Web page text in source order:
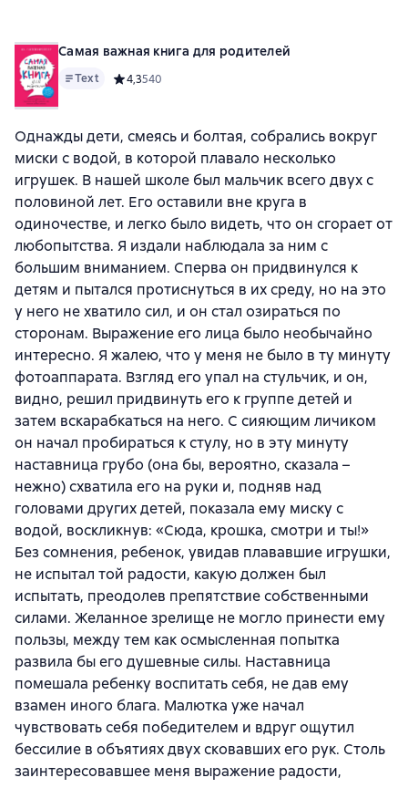
Самая важная книга для родителей
Text Средний рейтинг 4,3 на основе 540 оценок
4,3540
Однажды дети, смеясь и болтая, собрались вокруг
миски с водой, в которой плавало несколько
игрушек. В нашей школе был мальчик всего двух с
половиной лет. Его оставили вне круга в
одиночестве, и легко было видеть, что он сгорает от
любопытства. Я издали наблюдала за ним с
большим вниманием. Сперва он придвинулся к
детям и пытался протиснуться в их среду, но на это
у него не хватило сил, и он стал озираться по
сторонам. Выражение его лица было необычайно
интересно. Я жалею, что у меня не было в ту минуту
фотоаппарата. Взгляд его упал на стульчик, и он,
видно, решил придвинуть его к группе детей и
затем вскарабкаться на него. С сияющим личиком
он начал пробираться к стулу, но в эту минуту
наставница грубо (она бы, вероятно, сказала –
нежно) схватила его на руки и, подняв над
головами других детей, показала ему миску с
водой, воскликнув: «Сюда, крошка, смотри и ты!»
Без сомнения, ребенок, увидав плававшие игрушки,
не испытал той радости, какую должен был
испытать, преодолев препятствие собственными
силами. Желанное зрелище не могло принести ему
пользы, между тем как осмысленная попытка
развила бы его душевные силы. Наставница
помешала ребенку воспитать себя, не дав ему
взамен иного блага. Малютка уже начал
чувствовать себя победителем и вдруг ощутил
бессилие в объятиях двух сковавших его рук. Столь
заинтересовавшее меня выражение радости,